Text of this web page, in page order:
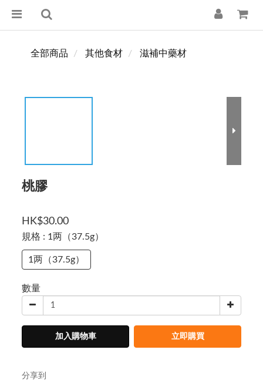
全部商品 其他食材 滋補中藥材
桃膠
HK$30.00
規格 : 1两（37.5g）
1两（37.5g）
數量
加入購物車 立即購買
分享到